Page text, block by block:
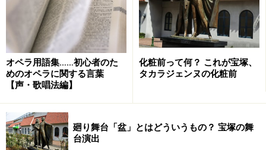
オペラ用語集……初心者のた
めのオペラに関する言葉
【声・歌唱法編】
化粧前って何？ これが宝塚、
タカラジェンヌの化粧前
廻り舞台「盆」とはどういうもの？ 宝塚の舞
台演出